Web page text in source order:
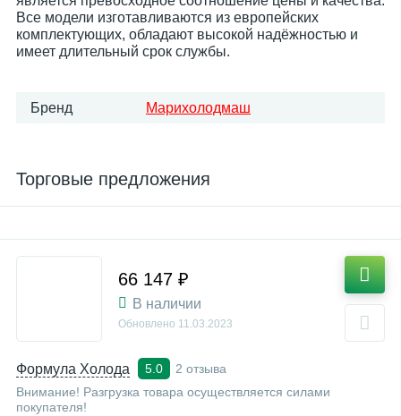
Все модели изготавливаются из европейских
комплектующих, обладают высокой надёжностью и
имеет длительный срок службы.
Бренд Марихолодмаш
Торговые предложения
Формула Холода 5.0
2 отзыва
Внимание! Разгрузка товара осуществляется силами
покупателя!
66 147 ₽
В наличии
Обновлено 11.03.2023